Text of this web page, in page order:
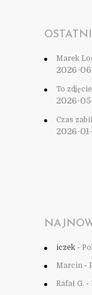
Marek
2026-
To
2026-
Czas
2026-01-
iczek -
Marcin -
Rafał G. -